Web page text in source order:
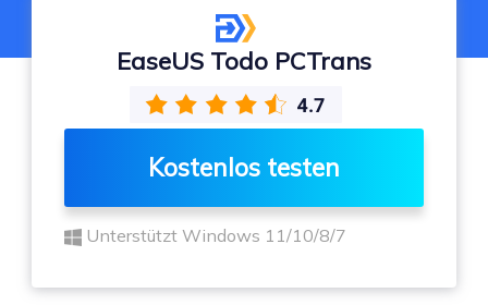
EaseUS Todo PCTrans
Kostenlos testen
Unterstützt Windows 11/10/8/7